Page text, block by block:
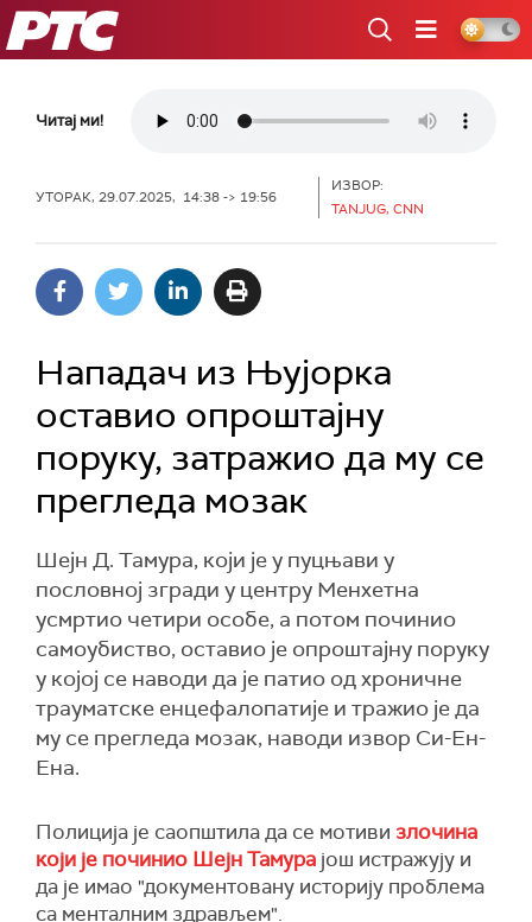
РТС
Читај ми!
УТОРАК, 29.07.2025, 14:38 -> 19:56
ИЗВОР:
TANJUG, CNN
Нападач из Њујорка
оставио опроштајну
поруку, затражио да му се
прегледа мозак
Шејн Д. Тамура, који је у пуцњави у
пословној згради у центру Менхетна
усмртио четири особе, а потом починио
самоубиство, оставио је опроштајну поруку
у којој се наводи да је патио од хроничне
трауматске енцефалопатије и тражио је да
му се прегледа мозак, наводи извор Си-Ен-
Ена.
Полиција је саопштила да се мотиви злочина
који је починио Шејн Тамура још истражују и
да је имао "документовану историју проблема
са менталним здрављем".